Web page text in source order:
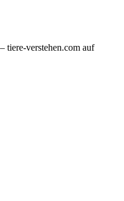
tiere-verstehen.com auf